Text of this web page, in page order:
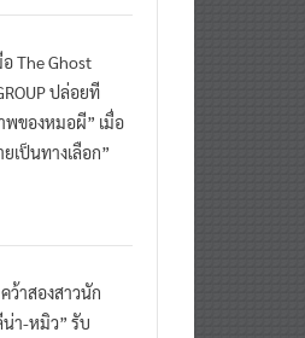
The Ghost
ปล่อยที
พของหมอผี” เมื่อ
เป็นทางเลือก”
ว้าสองสาวนัก
า-หมิว” รับ